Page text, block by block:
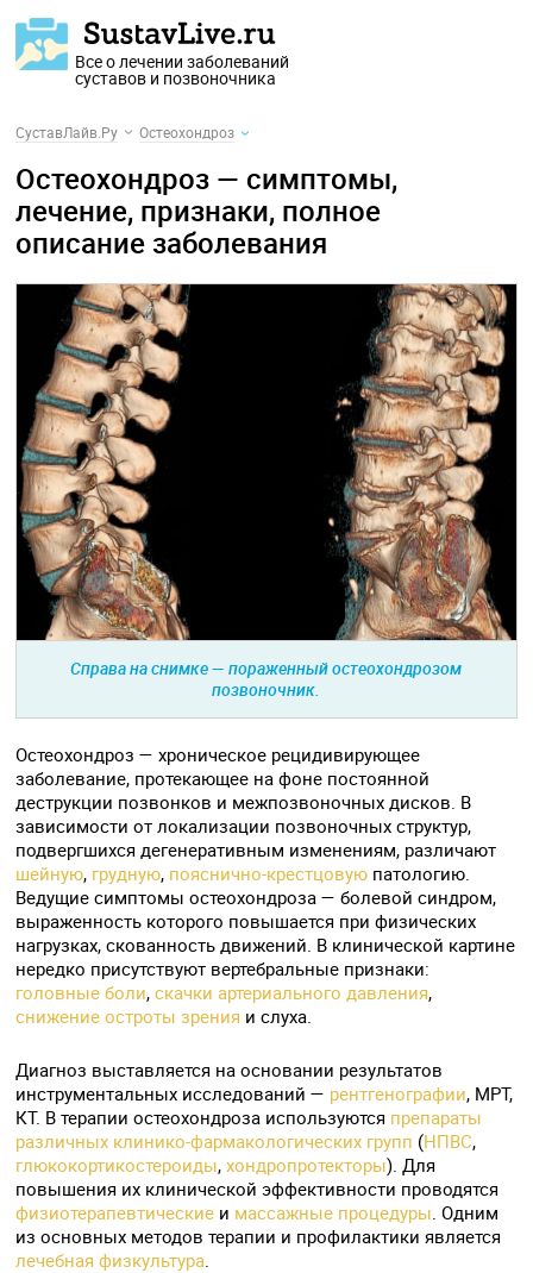
Все о лечении заболеваний
суставов и позвоночника
СуставЛайв.Ру Остеохондроз
Остеохондроз — симптомы,
лечение, признаки, полное
описание заболевания
Справа на снимке — пораженный остеохондрозом
позвоночник.
Остеохондроз — хроническое рецидивирующее
заболевание, протекающее на фоне постоянной
деструкции позвонков и межпозвоночных дисков. В
зависимости от локализации позвоночных структур,
подвергшихся дегенеративным изменениям, различают
шейную, грудную, пояснично-крестцовую патологию.
Ведущие симптомы остеохондроза — болевой синдром,
выраженность которого повышается при физических
нагрузках, скованность движений. В клинической картине
нередко присутствуют вертебральные признаки:
головные боли,скачки артериального давления,
снижение остроты зрения и слуха.
Диагноз выставляется на основании результатов
инструментальных исследований — рентгенографии, МРТ,
КТ. В терапии остеохондроза используются препараты
различных клинико-фармакологических групп (НПВС,
глюкокортикостероиды,хондропротекторы). Для
повышения их клинической эффективности проводятся
физиотерапевтические и массажные процедуры . Одним
из основных методов терапии и профилактики является
лечебная физкультура